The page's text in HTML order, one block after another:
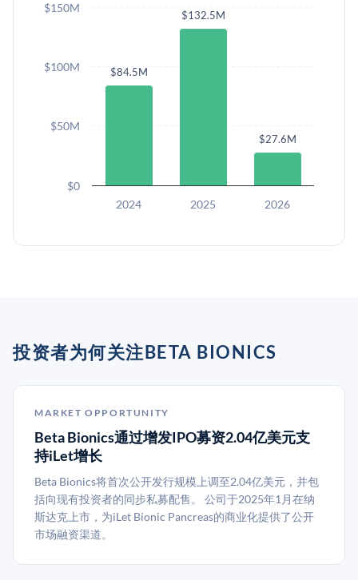
$84.5M
$132.5M
$27.6M
2024 2025 2026
$0
$50M
$100M
$150M
投资者为何关注BETA BIONICS
MARKET OPPORTUNITY
Beta Bionics通过增发IPO募资2.04亿美元支
持iLet增长
Beta Bionics将首次公开发行规模上调至2.04亿美元，并包
括向现有投资者的同步私募配售。 公司于2025年1月在纳
斯达克上市，为iLet Bionic Pancreas的商业化提供了公开
市场融资渠道。